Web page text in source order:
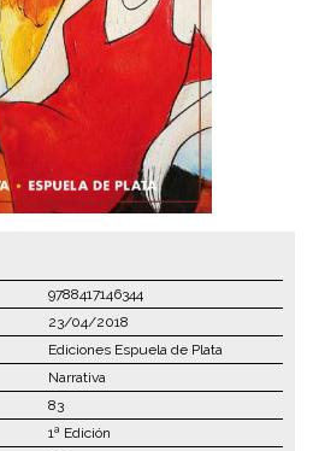
9788417146344
23/04/2018
Ediciones Espuela de Plata
Narrativa
83
1ª Edición